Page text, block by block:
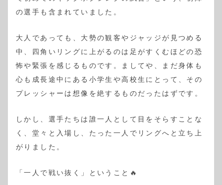
の選手も含まれていました。
大人であっても、大勢の観客やジャッジが見つめる
中、四角いリングに上がるのは足がすくむほどの恐
怖や緊張を感じるものです。ましてや、まだ身体も
心も成長途中にある小学生や高校生にとって、その
プレッシャーは想像を絶するものだったはずです。
しかし、選手たちは誰一人として目をそらすことな
く、堂々と入場し、たった一人でリングへと立ち上
がりました。
「一人で戦い抜く」ということ🔥